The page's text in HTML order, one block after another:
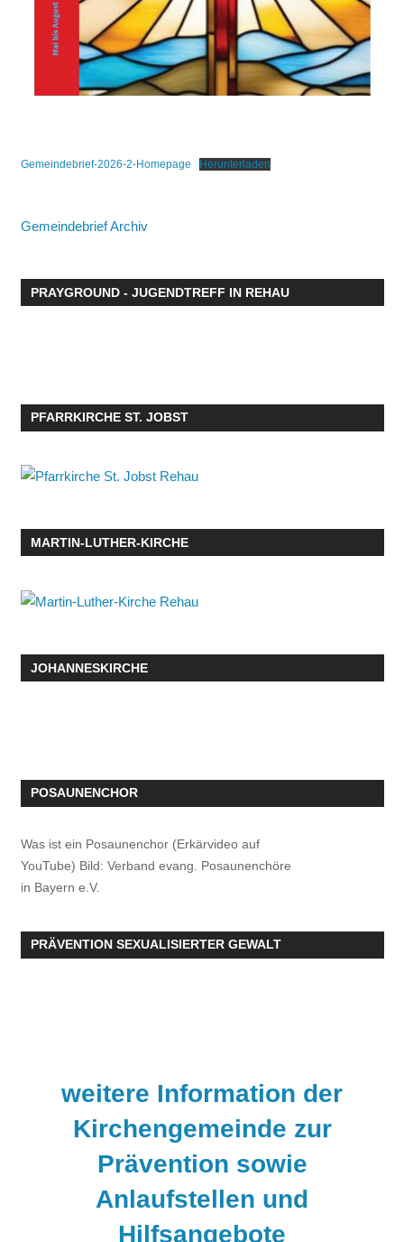
Gemeindebrief-2026-2-Homepage Herunterladen
Gemeindebrief Archiv
PRAYGROUND - JUGENDTREFF IN REHAU
PFARRKIRCHE ST. JOBST
MARTIN-LUTHER-KIRCHE
JOHANNESKIRCHE
POSAUNENCHOR
Was ist ein Posaunenchor (Erkärvideo auf
YouTube) Bild: Verband evang. Posaunenchöre
in Bayern e.V.
PRÄVENTION SEXUALISIERTER GEWALT
weitere Information der
Kirchengemeinde zur
Prävention sowie
Anlaufstellen und
Hilfsangebote